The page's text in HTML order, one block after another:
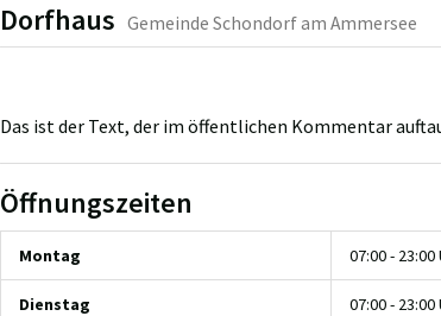
Dorfhaus Gemeinde Schondorf am Ammersee
Das ist der Text, der im öffentlichen Kommentar
Öffnungszeiten
Montag 07:00 - 23:00
Dienstag 07:00 - 23:00